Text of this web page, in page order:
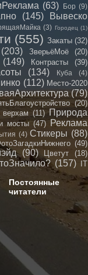
(63) Бор (9)
(145)
Вывеско
(3) Городец (1)
(555) Закаты (32)
(203) ЗверьёМоё
(20)
(149) Контрасты
(39)
(134) Куба (4)
(112) Место-2020
(79)
(20)
верхам (11) Природа
мосты (47) Реклама
(4) Стикеры (88)
(49)
(90) Цветут
(18)
(157)
IT
Постоянные
читатели